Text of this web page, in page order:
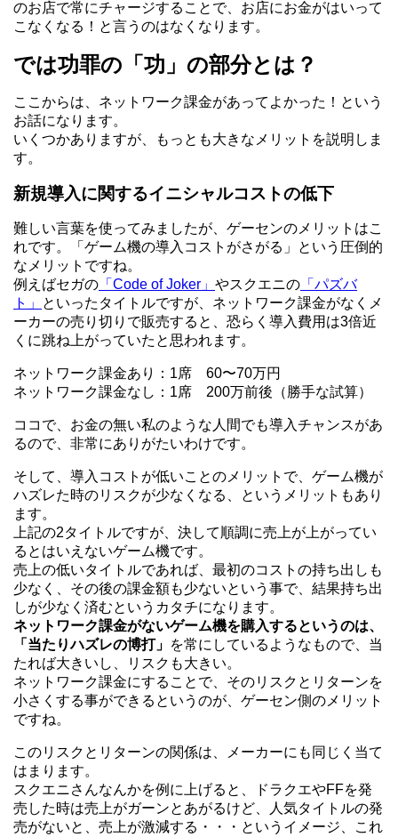
のお店で常にチャージすることで、お店にお金がはいって
こなくなる！と言うのはなくなります。
では功罪の「功」の部分とは？
ここからは、ネットワーク課金があってよかった！という
お話になります。
いくつかありますが、もっとも大きなメリットを説明しま
す。
新規導入に関するイニシャルコストの低下
難しい言葉を使ってみましたが、ゲーセンのメリットはこ
れです。「ゲーム機の導入コストがさがる」という圧倒的
なメリットですね。
例えばセガの 「Code of Joker」 やスクエニの 「パズバ
ト」
といったタイトルですが、ネットワーク課金がなくメ
ーカーの売り切りで販売すると、恐らく導入費用は3倍近
くに跳ね上がっていたと思われます。
ネットワーク課金あり：1席 60〜70万円
ネットワーク課金なし：1席 200万前後（勝手な試算）
ココで、お金の無い私のような人間でも導入チャンスがあ
るので、非常にありがたいわけです。
そして、導入コストが低いことのメリットで、ゲーム機が
ハズレた時のリスクが少なくなる、というメリットもあり
ます。
上記の2タイトルですが、決して順調に売上が上がってい
るとはいえないゲーム機です。
売上の低いタイトルであれば、最初のコストの持ち出しも
少なく、その後の課金額も少ないという事で、結果持ち出
しが少なく済むというカタチになります。
ネットワーク課金がないゲーム機を購入するというのは、
「当たりハズレの博打」 を常にしているようなもので、当
たれば大きいし、リスクも大きい。
ネットワーク課金にすることで、そのリスクとリターンを
小さくする事ができるというのが、ゲーセン側のメリット
ですね。
このリスクとリターンの関係は、メーカーにも同じく当て
はまります。
スクエニさんなんかを例に上げると、ドラクエやFFを発
売した時は売上がガーンとあがるけど、人気タイトルの発
売がないと、売上が激減する・・・というイメージ、これ